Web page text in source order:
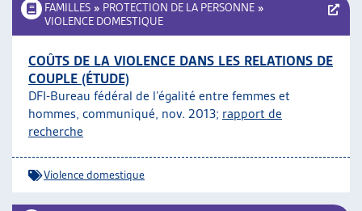
FAMILLES » PROTECTION DE LA PERSONNE »
VIOLENCE DOMESTIQUE
COÛTS DE LA VIOLENCE DANS LES RELATIONS DE
COUPLE (ÉTUDE)
DFI-Bureau fédéral de l’égalité entre femmes et
hommes, communiqué, nov. 2013; rapport de
recherche
Violence domestique